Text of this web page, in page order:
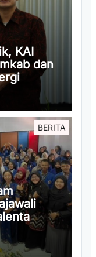
KAI
dan
BERITA